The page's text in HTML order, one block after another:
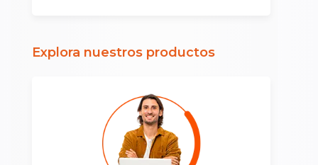
Explora nuestros productos